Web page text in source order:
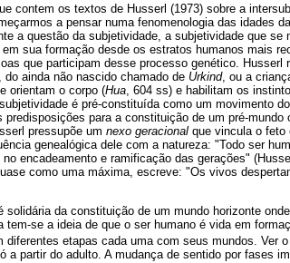
contem os textos de Husserl (1973) sobre a
a pensar numa fenomenologia das idades
a questão da subjetividade, a subjetividade que se
sua formação desde os estratos humanos mais
que participam desse processo genético. Husserl
ainda não nascido chamado de Urkind, ou a
orientam o corpo (Hua , 604 ss) e habilitam os
é pré-constituída como um movimento
para a constituição de um pré-
pressupõe um nexo geracional que vincula o feto
genealógica dele com a natureza: "Todo ser
encadeamento e ramificação das gerações"
como uma máxima, escreve: "Os vivos
solidária da constituição de um mundo horizonte
se a ideia de que o ser humano é vida em
diferentes etapas cada uma com seus mundos. Ver
a partir do adulto. A mudança de sentido por fases